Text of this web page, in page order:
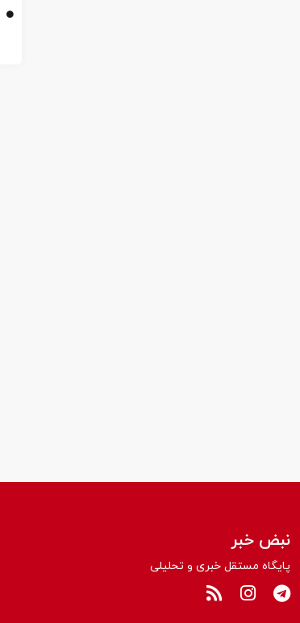
نبض خبر
پایگاه مستقل خبری و تحلیلی